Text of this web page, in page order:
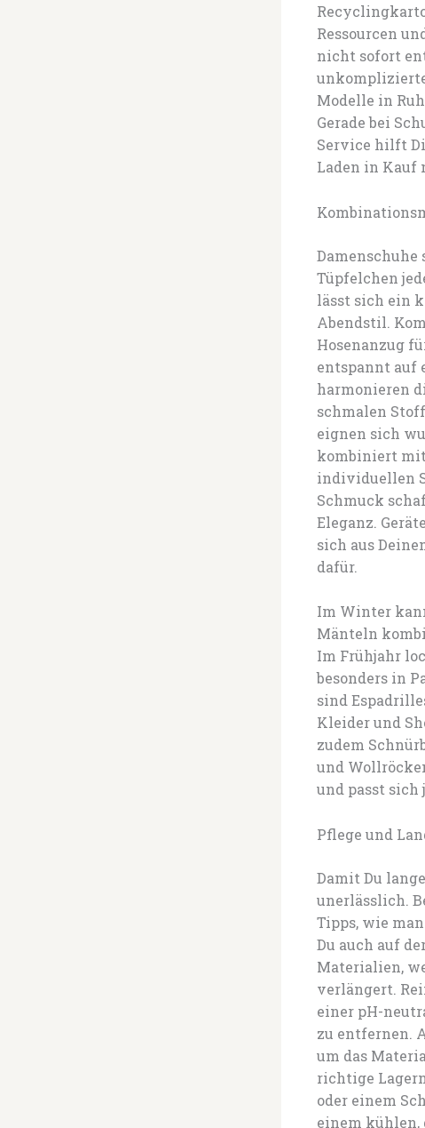
Ressourcen
nicht sofort
Modelle in
Gerade bei
Service hilft
Laden in Kauf
Tüpfelchen
lässt sich ein
Abendstil.
Hosenanzug
entspannt auf
harmonieren
schmalen
eignen sich
kombiniert mit
individuellen
Schmuck
Eleganz.
sich aus
dafür.
Im Winter
Mänteln
Im Frühjahr
besonders in
sind
Kleider und
zudem
und
und passt sich
Pflege und
Damit Du
unerlässlich.
Tipps, wie
Du auch auf
Materialien,
verlängert.
einer pH-
zu entfernen.
um das
richtige
oder einem
einem kühlen,